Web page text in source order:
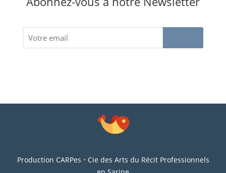
Production CARPes • Cie des Arts du Récit Professionnels